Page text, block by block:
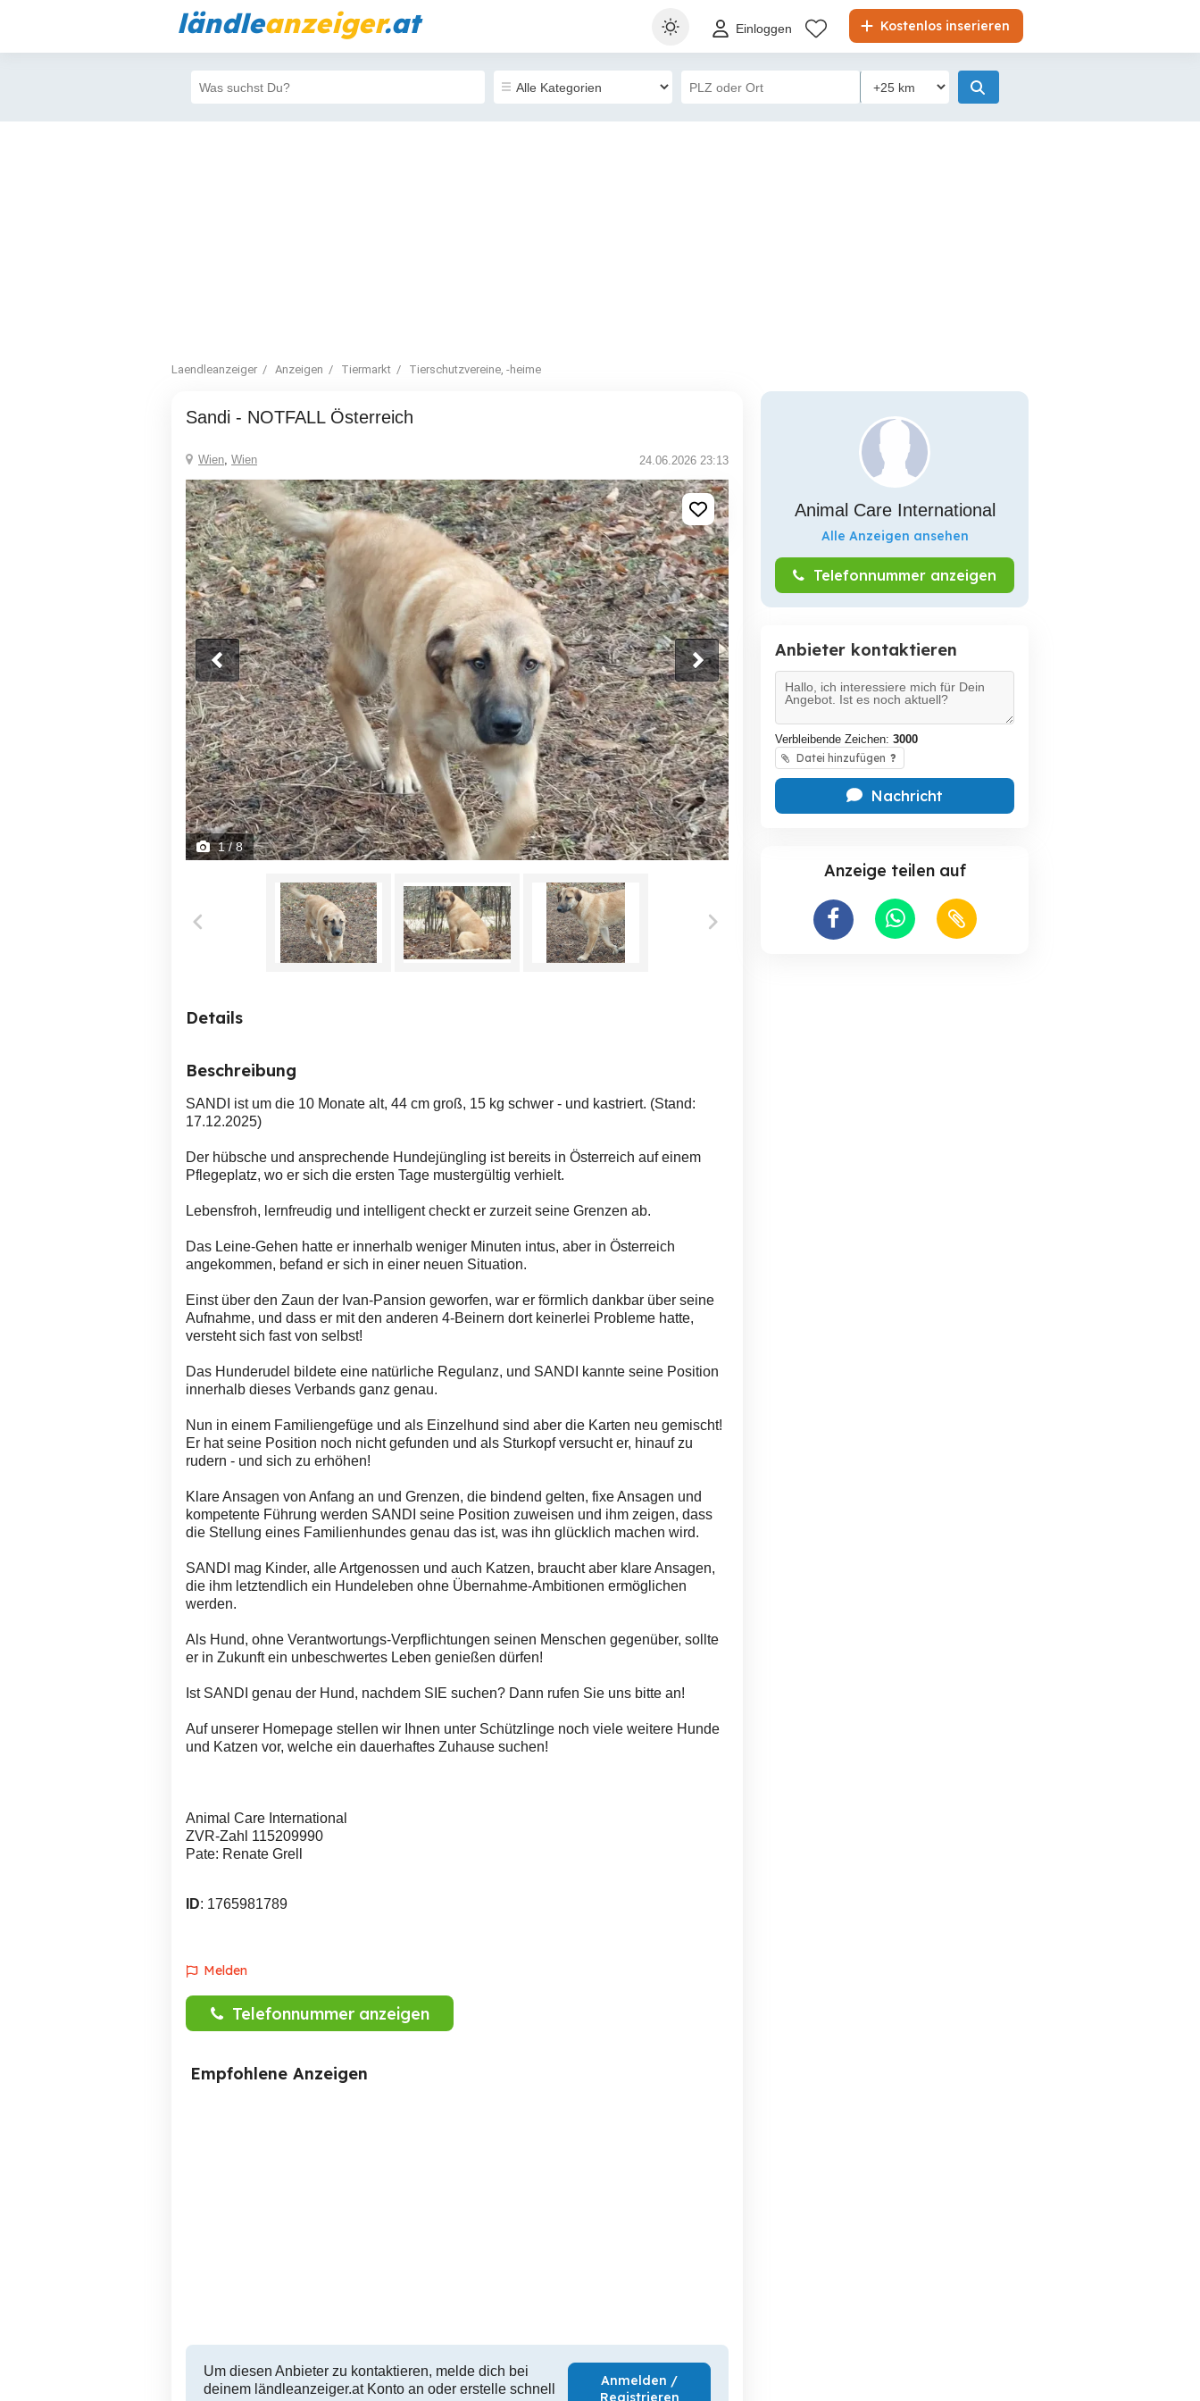
ländleanzeiger.at Kostenlos inserieren
Einloggen
Laendleanzeiger Anzeigen Tiermarkt Tierschutzvereine, -heime
Sandi - NOTFALL Österreich
Wien, Wien 24.06.2026 23:13
1/ 8
Details
Beschreibung
SANDI ist um die 10 Monate alt, 44 cm groß, 15 kg schwer - und kastriert. (Stand:
17.12.2025)
Der hübsche und ansprechende Hundejüngling ist bereits in Österreich auf einem
Pflegeplatz, wo er sich die ersten Tage mustergültig verhielt.
Lebensfroh, lernfreudig und intelligent checkt er zurzeit seine Grenzen ab.
Das Leine-Gehen hatte er innerhalb weniger Minuten intus, aber in Österreich
angekommen, befand er sich in einer neuen Situation.
Einst über den Zaun der Ivan-Pansion geworfen, war er förmlich dankbar über seine
Aufnahme, und dass er mit den anderen 4-Beinern dort keinerlei Probleme hatte,
versteht sich fast von selbst!
Das Hunderudel bildete eine natürliche Regulanz, und SANDI kannte seine Position
innerhalb dieses Verbands ganz genau.
Nun in einem Familiengefüge und als Einzelhund sind aber die Karten neu gemischt!
Er hat seine Position noch nicht gefunden und als Sturkopf versucht er, hinauf zu
rudern - und sich zu erhöhen!
Klare Ansagen von Anfang an und Grenzen, die bindend gelten, fixe Ansagen und
kompetente Führung werden SANDI seine Position zuweisen und ihm zeigen, dass
die Stellung eines Familienhundes genau das ist, was ihn glücklich machen wird.
SANDI mag Kinder, alle Artgenossen und auch Katzen, braucht aber klare Ansagen,
die ihm letztendlich ein Hundeleben ohne Übernahme-Ambitionen ermöglichen
werden.
Als Hund, ohne Verantwortungs-Verpflichtungen seinen Menschen gegenüber, sollte
er in Zukunft ein unbeschwertes Leben genießen dürfen!
Ist SANDI genau der Hund, nachdem SIE suchen? Dann rufen Sie uns bitte an!
Auf unserer Homepage stellen wir Ihnen unter Schützlinge noch viele weitere Hunde
und Katzen vor, welche ein dauerhaftes Zuhause suchen!
Animal Care International
ZVR-Zahl 115209990
Pate: Renate Grell
ID: 1765981789
Melden
Telefonnummer anzeigen
Empfohlene Anzeigen
Um diesen Anbieter zu kontaktieren, melde dich bei
deinem ländleanzeiger.at Konto an oder erstelle schnell
Anmelden /
Registrieren
Animal Care International
Alle Anzeigen ansehen
Telefonnummer anzeigen
Anbieter kontaktieren
Verbleibende Zeichen: 3000
Datei hinzufügen ?
Nachricht
Anzeige teilen auf